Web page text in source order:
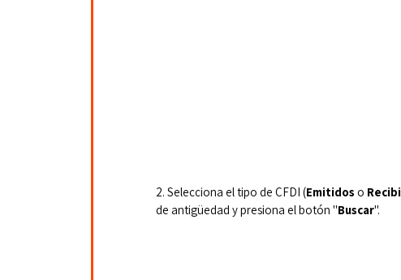
2. Selecciona el tipo de CFDI (Emitidos o
de antigüedad y presiona el botón "Buscar".